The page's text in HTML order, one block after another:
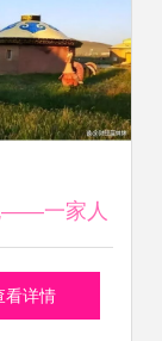
——一家人
间内生活
看详情